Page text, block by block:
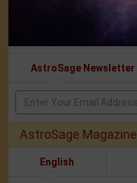
AstroSage Newsletter
AstroSage Magazine
English